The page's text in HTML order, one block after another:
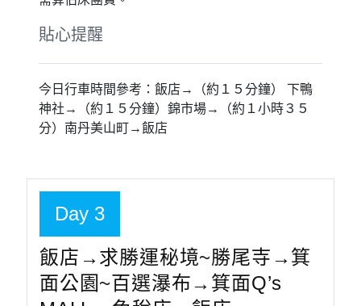
是位於京都市中京區中部錦小路通中「寺町通 － 高倉通」區
材或乾貨，醃菜等加工食品，且老店眾多。在這裡可以買到眾
特別說明
如入住大阪谷町君星HOTEL系列，此飯店無法提
便、敬請見諒。
此行程設定飯店之房型皆為商務經濟房型，房間大
小約13～15平方米二小床，請務必充份理解敬請
見諒。
此團型日本飯店規定：兒童6歲以上就視同大人，